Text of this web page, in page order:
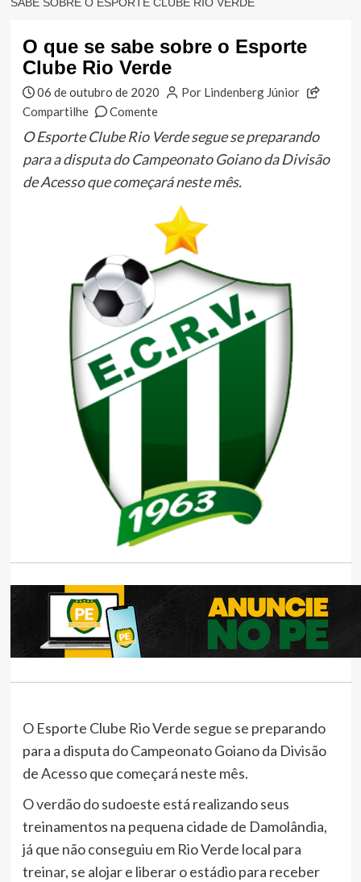
SABE SOBRE O ESPORTE CLUBE RIO VERDE
O que se sabe sobre o Esporte
Clube Rio Verde
06 de outubro de 2020
Por Lindenberg Júnior
Compartilhe
Comente
O Esporte Clube Rio Verde segue se preparando
para a disputa do Campeonato Goiano da Divisão
de Acesso que começará neste mês.
O Esporte Clube Rio Verde segue se preparando
para a disputa do Campeonato Goiano da Divisão
de Acesso que começará neste mês.
O verdão do sudoeste está realizando seus
treinamentos na pequena cidade de Damolândia,
já que não conseguiu em Rio Verde local para
treinar, se alojar e liberar o estádio para receber